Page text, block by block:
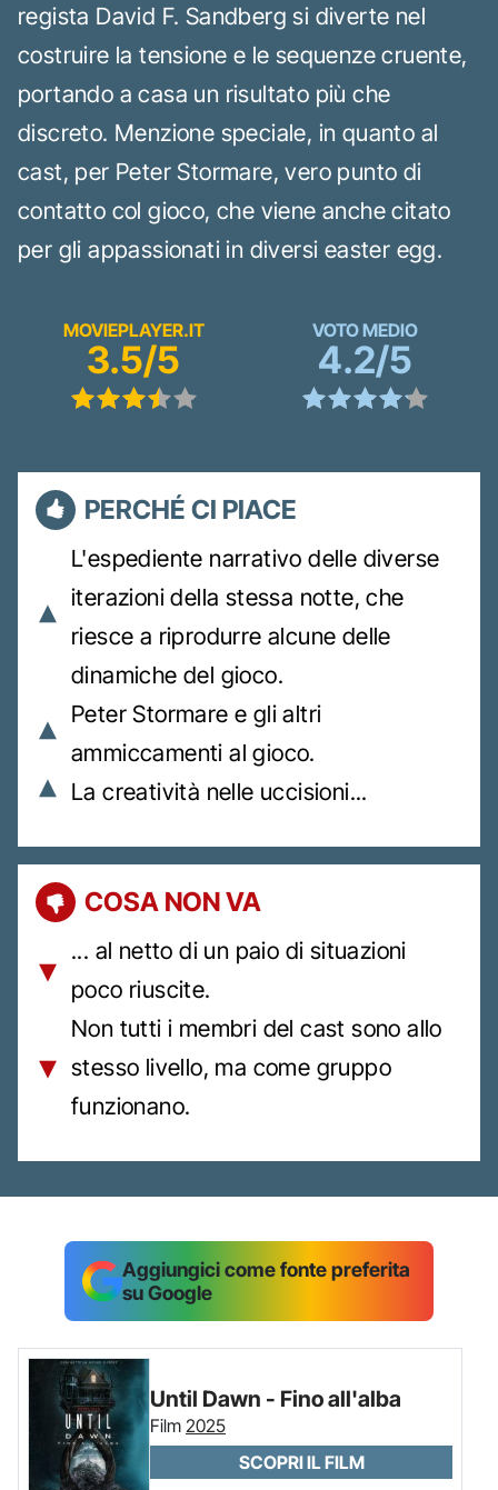
regista David F. Sandberg si diverte nel
costruire la tensione e le sequenze cruente,
portando a casa un risultato più che
discreto. Menzione speciale, in quanto al
cast, per Peter Stormare, vero punto di
contatto col gioco, che viene anche citato
per gli appassionati in diversi easter egg.
MOVIEPLAYER.IT
3.5/5
VOTO MEDIO
4.2/5
PERCHÉ CI PIACE
L'espediente narrativo delle diverse
iterazioni della stessa notte, che
riesce a riprodurre alcune delle
dinamiche del gioco.
Peter Stormare e gli altri
ammiccamenti al gioco.
La creatività nelle uccisioni...
COSA NON VA
... al netto di un paio di situazioni
poco riuscite.
Non tutti i membri del cast sono allo
stesso livello, ma come gruppo
funzionano.
Aggiungici come fonte preferita
su Google
Until Dawn - Fino all'alba
Film 2025
SCOPRI IL FILM